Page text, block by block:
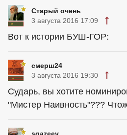
Старый очень
3 августа 2016 17:09
Вот к истории БУШ-ГОР:
смерш24
3 августа 2016 19:30
Сударь, вы хотите
"Мистер Наивность"???